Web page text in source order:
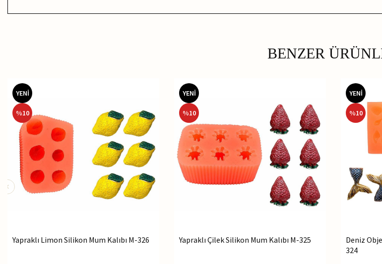
BENZER
YENİ
%10
Yapraklı Limon Silikon Mum Kalıbı M-326
YENİ
%10
Yapraklı Çilek Silikon Mum Kalıbı M-325
YENİ
%10
Deniz
324